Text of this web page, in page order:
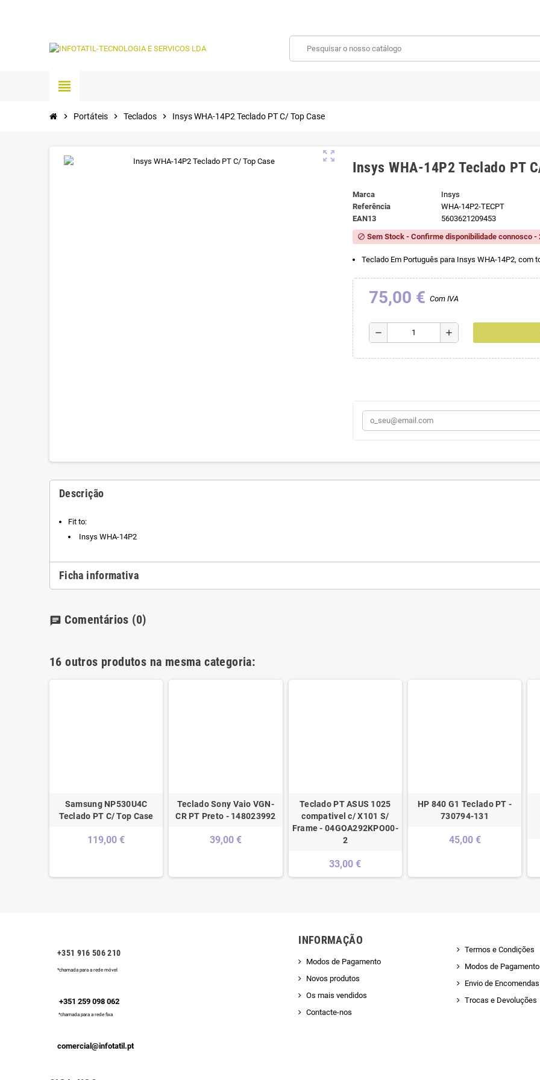
view_headline
chevron_right Portáteis chevron_right Teclados chevron_right Insys WHA-14P2 Teclado PT C/ Top Case
zoom_out_map
Insys WHA-14P2 Teclado PT
Marca
Insys
Referência
WHA-14P2-TECPT
EAN13
5603621209453
block Sem Stock - Confirme disponibilidade connosco -
Teclado Em Português para Insys WHA-14P2, com
75,00 € Com IVA
remove add
Descrição
Fit to:
Insys WHA-14P2
Ficha informativa
chat Comentários (0)
16 outros produtos na mesma categoria:
Samsung NP530U4C
Teclado PT C/ Top Case
119,00 €
Teclado Sony Vaio VGN-
CR PT Preto - 148023992
39,00 €
Teclado PT ASUS 1025
compativel c/ X101 S/
Frame - 04GOA292KPO00-
2
33,00 €
HP 840 G1 Teclado PT -
730794-131
45,00 €
+351 916 506 210
*chamada para a rede móvel
+351 259 098 062
*chamada para a rede fixa
comercial@infotatil.pt
INFORMAÇÃO
Modos de Pagamento
Novos produtos
Os mais vendidos
Contacte-nos
Termos e Condições
Modos de Pagamento
Envio de
Trocas e Devoluções